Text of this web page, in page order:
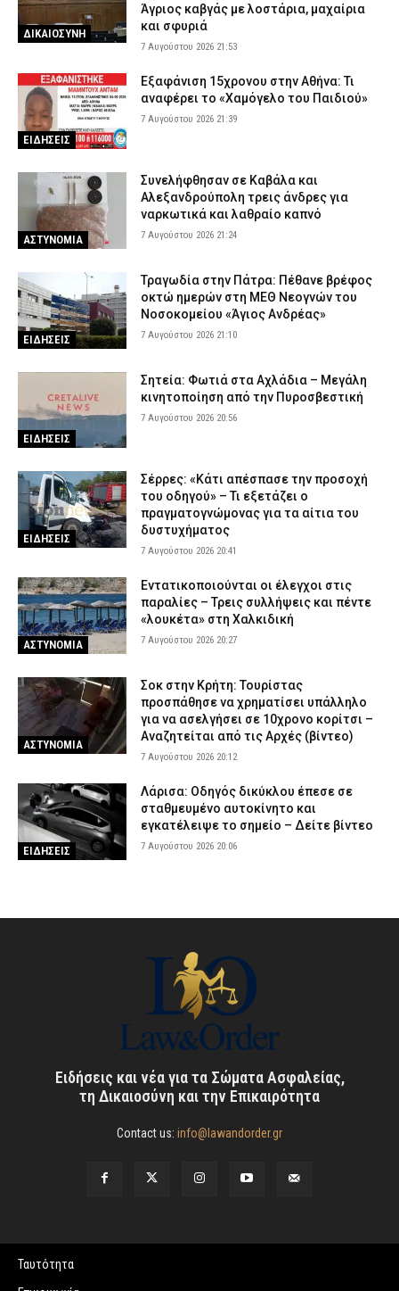
ΔΙΚΑΙΟΣΥΝΗ
Άγριος καβγάς με λοστάρια, μαχαίρια
και σφυριά
7 Αυγούστου 2026 21:53
ΕΙΔΗΣΕΙΣ
Εξαφάνιση 15χρονου στην Αθήνα: Τι
αναφέρει το «Χαμόγελο του Παιδιού»
7 Αυγούστου 2026 21:39
ΑΣΤΥΝΟΜΙΑ
Συνελήφθησαν σε Καβάλα και
Αλεξανδρούπολη τρεις άνδρες για
ναρκωτικά και λαθραίο καπνό
7 Αυγούστου 2026 21:24
ΕΙΔΗΣΕΙΣ
Τραγωδία στην Πάτρα: Πέθανε βρέφος
οκτώ ημερών στη ΜΕΘ Νεογνών του
Νοσοκομείου «Άγιος Ανδρέας»
7 Αυγούστου 2026 21:10
ΕΙΔΗΣΕΙΣ
Σητεία: Φωτιά στα Αχλάδια – Μεγάλη
κινητοποίηση από την Πυροσβεστική
7 Αυγούστου 2026 20:56
ΕΙΔΗΣΕΙΣ
Σέρρες: «Κάτι απέσπασε την προσοχή
του οδηγού» – Τι εξετάζει ο
πραγματογνώμονας για τα αίτια του
δυστυχήματος
7 Αυγούστου 2026 20:41
ΑΣΤΥΝΟΜΙΑ
Εντατικοποιούνται οι έλεγχοι στις
παραλίες – Τρεις συλλήψεις και πέντε
«λουκέτα» στη Χαλκιδική
7 Αυγούστου 2026 20:27
ΑΣΤΥΝΟΜΙΑ
Σοκ στην Κρήτη: Τουρίστας
προσπάθησε να χρηματίσει υπάλληλο
για να ασελγήσει σε 10χρονο κορίτσι –
Αναζητείται από τις Αρχές (βίντεο)
7 Αυγούστου 2026 20:12
ΕΙΔΗΣΕΙΣ
Λάρισα: Οδηγός δικύκλου έπεσε σε
σταθμευμένο αυτοκίνητο και
εγκατέλειψε το σημείο – Δείτε βίντεο
7 Αυγούστου 2026 20:06
Ειδήσεις και νέα για τα Σώματα Ασφαλείας,
τη Δικαιοσύνη και την Επικαιρότητα
Contact us: info@lawandorder.gr
Ταυτότητα